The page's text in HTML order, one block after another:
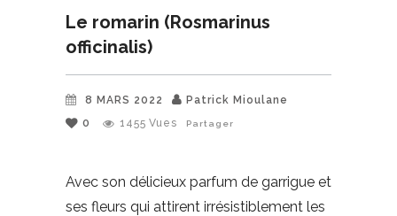
Le romarin (Rosmarinus
officinalis)
8 MARS 2022
Patrick Mioulane
0
1455 Vues Partager
Avec son délicieux parfum de garrigue et
ses fleurs qui attirent irrésistiblement les